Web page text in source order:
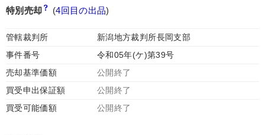
特別売却 (4回目の出品)
管轄裁判所
新潟地方裁判所長岡支部
事件番号
令和05年(ケ)第39号
売却基準価額
公開終了
買受申出保証額
公開終了
買受可能価額
公開終了